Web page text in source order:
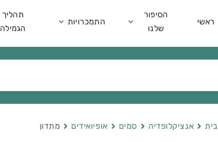
ראשי
הסיפור
שלנו
התמכרויות
תהליך
הגמילה
בית אנציקלופדיה סמים אופיואידים מתדון